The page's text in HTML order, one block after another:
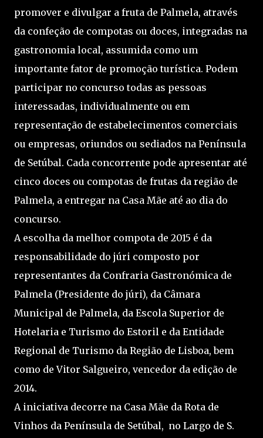
promover e divulgar a fruta de Palmela, através
da confeção de compotas ou doces, integradas na
gastronomia local, assumida como um
importante fator de promoção turística. Podem
participar no concurso todas as pessoas
interessadas, individualmente ou em
representação de estabelecimentos comerciais
ou empresas, oriundos ou sediados na Península
de Setúbal. Cada concorrente pode apresentar até
cinco doces ou compotas de frutas da região de
Palmela, a entregar na Casa Mãe até ao dia do
concurso.
A escolha da melhor compota de 2015 é da
responsabilidade do júri composto por
representantes da Confraria Gastronómica de
Palmela (Presidente do júri), da Câmara
Municipal de Palmela, da Escola Superior de
Hotelaria e Turismo do Estoril e da Entidade
Regional de Turismo da Região de Lisboa, bem
como de Vitor Salgueiro, vencedor da edição de
2014.
A iniciativa decorre na Casa Mãe da Rota de
Vinhos da Península de Setúbal, no Largo de S.